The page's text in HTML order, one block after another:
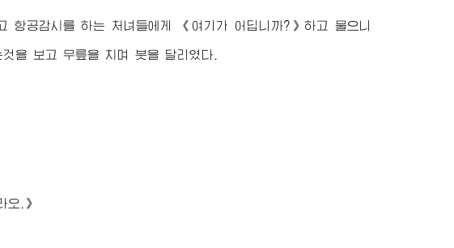
공감시를 하는 처녀들에게 《여기가 어딥니까?》하고 물으니
을 보고 무릎을 치며 붓을 달리였다.
오.》